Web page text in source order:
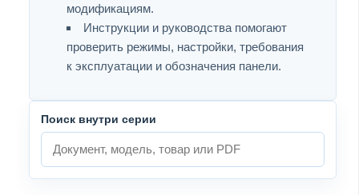
модификациям.
Инструкции и руководства помогают
проверить режимы, настройки, требования
к эксплуатации и обозначения панели.
Поиск внутри серии